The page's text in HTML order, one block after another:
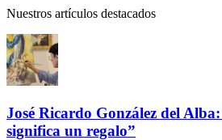
Nuestros artículos destacados
José Ricardo González del
significa un regalo”